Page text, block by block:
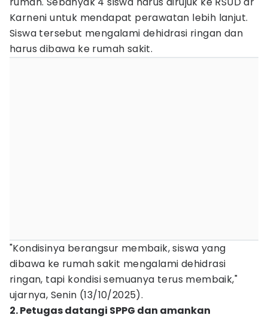
Karneni untuk mendapat perawatan lebih lanjut.
Siswa tersebut mengalami dehidrasi ringan dan
harus dibawa ke rumah sakit.
"Kondisinya berangsur membaik, siswa yang
dibawa ke rumah sakit mengalami dehidrasi
ringan, tapi kondisi semuanya terus membaik,"
ujarnya, Senin (13/10/2025).
2. Petugas datangi SPPG dan amankan